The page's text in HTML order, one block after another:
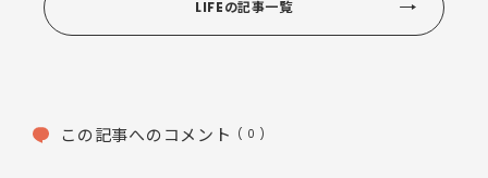
LIFEの記事一覧
この記事へのコメント ( 0 )